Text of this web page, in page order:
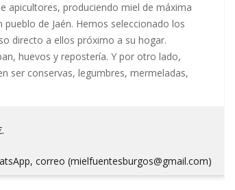
apicultores, produciendo miel de máxima
de Jaén. Hemos seleccionado los
directo a ellos próximo a su hogar.
huevos y repostería. Y por otro lado,
ser conservas, legumbres, mermeladas,
correo (mielfuentesburgos@gmail.com)